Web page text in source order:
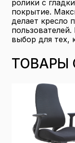
ролики с
покрытие.
делает кресло
выбор для тех,
ТОВАРЫ